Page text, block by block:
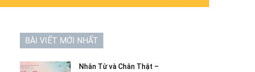
BÀI VIẾT MỚI NHẤT
Nhân Từ và Chân Thật –